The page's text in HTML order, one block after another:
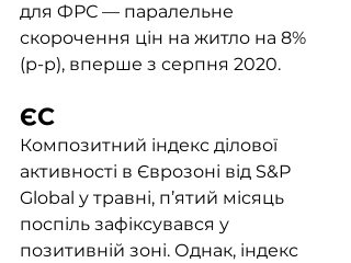
для ФРС — паралельне
скорочення цін на житло на 8%
(р-р), вперше з серпня 2020.
ЄС
Композитний індекс ділової
активності в Єврозоні від S&P
Global у травні, п’ятий місяць
поспіль зафіксувався у
позитивній зоні. Однак, індекс